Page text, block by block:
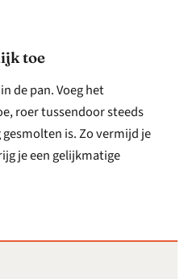
toe
de pan. Voeg het
roer tussendoor steeds
is. Zo vermijd je
je een gelijkmatige